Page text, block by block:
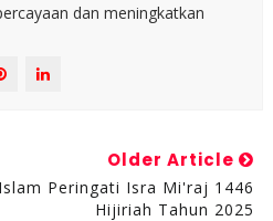
dan meningkatkan
Older Article
Peringati Isra Mi'raj 1446
Hijiriah Tahun 2025